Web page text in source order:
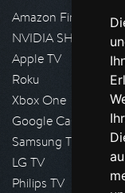
Amazon FireTV
NVIDIA SHIELD,
Apple TV
Roku
Xbox One
Google Cast
Samsung TV
LG TV
Philips TV